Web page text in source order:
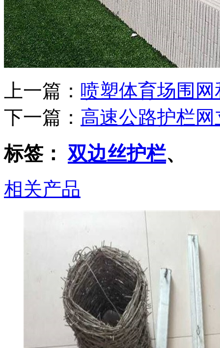
上一篇： 喷塑体育场围
下一篇： 高速公路护栏
标签：双边丝护栏、
相关产品